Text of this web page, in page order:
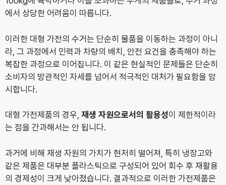
에서 상당한 어려움이 따릅니다.
이러한 대형 가전의 수거는 단순히 물품을 이동하는 과정이 아니
라, 그 과정에서 인력과 차량의 배치, 안전 요건을 충족해야 하는
복잡한 과정으로 이어집니다. 이 같은 현실적인 문제들은 단순히
소비자의 방관적인 자세를 넘어서 적극적인 대처가 필요함을 암
시합니다.
대형 가전제품의 경우, 재생 자원으로서의 활용성이 제한적이라
는 점을 간과해서는 안 됩니다.
과거에 비해 재생 자원의 가치가 현저히 떨어져, 특히 냉장고와
같은 제품은 대부분 플라스틱으로 구성되어 있어 회수 후 재활용
의 경제성이 크게 낮아졌습니다. 결과적으로 이러한 가전제품은